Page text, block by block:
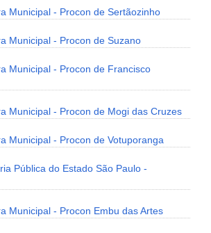
Municipal - Procon de Sertãozinho
Municipal - Procon de Suzano
Municipal - Procon de Francisco
Municipal - Procon de Mogi das Cruzes
Municipal - Procon de Votuporanga
Pública do Estado São Paulo -
Municipal - Procon Embu das Artes